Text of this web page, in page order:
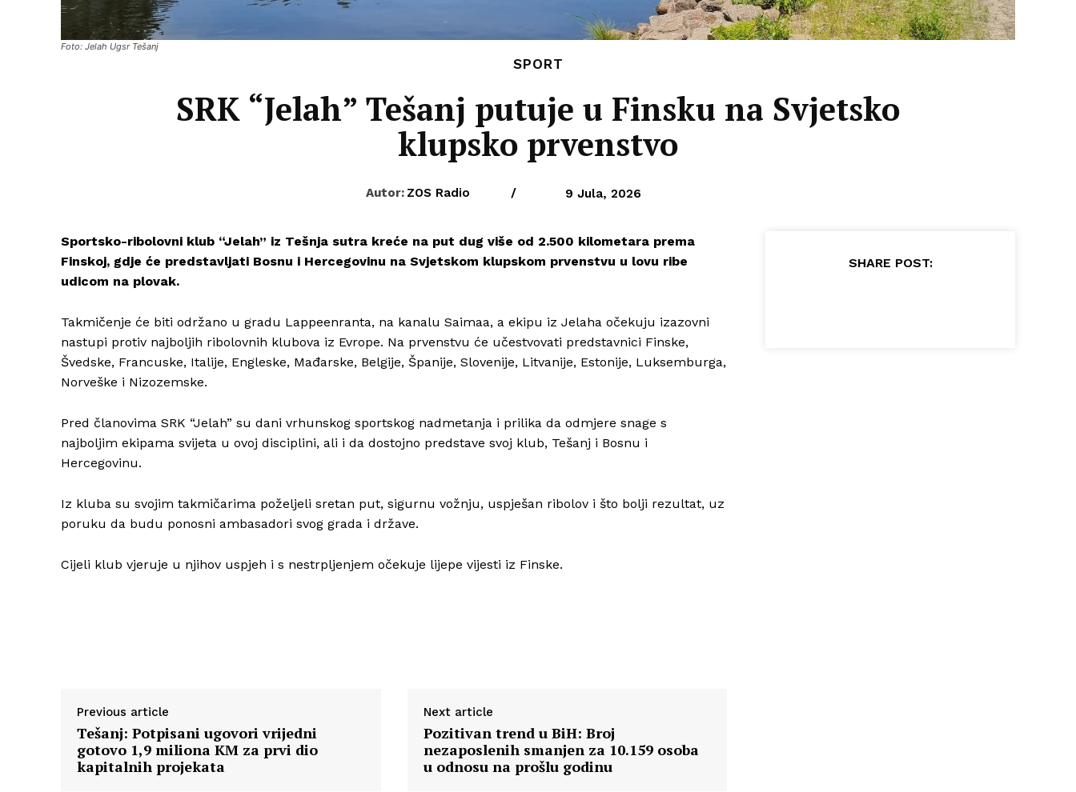
Foto: Jelah Ugsr Tešanj
SPORT
SRK “Jelah” Tešanj putuje u Finsku na Svjetsko
klupsko prvenstvo
Autor: ZOS Radio / 9 Jula, 2026
Sportsko-ribolovni klub “Jelah” iz Tešnja sutra kreće na put dug više od 2.500 kilometara prema
Finskoj, gdje će predstavljati Bosnu i Hercegovinu na Svjetskom klupskom prvenstvu u lovu ribe
udicom na plovak.
Takmičenje će biti održano u gradu Lappeenranta, na kanalu Saimaa, a ekipu iz Jelaha očekuju izazovni
nastupi protiv najboljih ribolovnih klubova iz Evrope. Na prvenstvu će učestvovati predstavnici Finske,
Švedske, Francuske, Italije, Engleske, Mađarske, Belgije, Španije, Slovenije, Litvanije, Estonije, Luksemburga,
Norveške i Nizozemske.
Pred članovima SRK “Jelah” su dani vrhunskog sportskog nadmetanja i prilika da odmjere snage s
najboljim ekipama svijeta u ovoj disciplini, ali i da dostojno predstave svoj klub, Tešanj i Bosnu i
Hercegovinu.
Iz kluba su svojim takmičarima poželjeli sretan put, sigurnu vožnju, uspješan ribolov i što bolji rezultat, uz
poruku da budu ponosni ambasadori svog grada i države.
Cijeli klub vjeruje u njihov uspjeh i s nestrpljenjem očekuje lijepe vijesti iz Finske.
Previous article
Tešanj: Potpisani ugovori vrijedni
gotovo 1,9 miliona KM za prvi dio
kapitalnih projekata
Next article
Pozitivan trend u BiH: Broj
nezaposlenih smanjen za 10.159 osoba
u odnosu na prošlu godinu
SHARE POST: